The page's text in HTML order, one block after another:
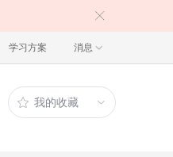
学习方案 消息
我的收藏